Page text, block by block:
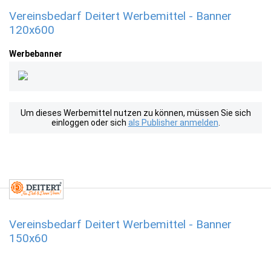
Vereinsbedarf Deitert Werbemittel - Banner
120x600
Werbebanner
Um dieses Werbemittel nutzen zu können, müssen Sie sich
einloggen oder sich als Publisher anmelden
Vereinsbedarf Deitert Werbemittel - Banner
150x60